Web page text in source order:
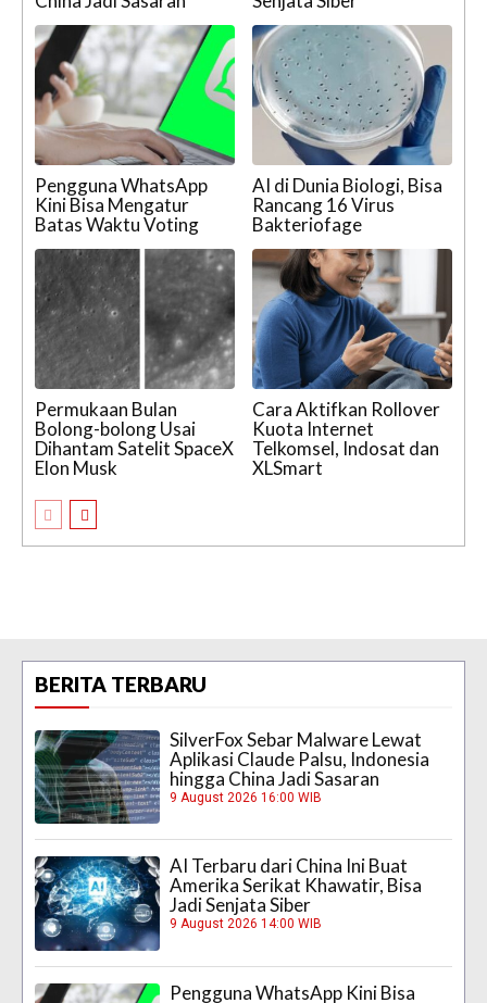
Pengguna WhatsApp
Kini Bisa Mengatur
Batas Waktu Voting
AI di Dunia Biologi, Bisa
Rancang 16 Virus
Bakteriofage
Permukaan Bulan
Bolong-bolong Usai
Dihantam Satelit SpaceX
Elon Musk
Cara Aktifkan Rollover
Kuota Internet
Telkomsel, Indosat dan
XLSmart
BERITA TERBARU
SilverFox Sebar Malware Lewat
Aplikasi Claude Palsu, Indonesia
hingga China Jadi Sasaran
9 August 2026 16:00 WIB
AI Terbaru dari China Ini Buat
Amerika Serikat Khawatir, Bisa
Jadi Senjata Siber
9 August 2026 14:00 WIB
Pengguna WhatsApp Kini Bisa